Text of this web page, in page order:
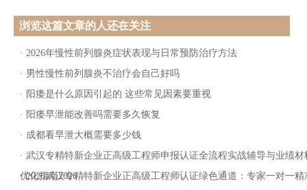
浏览这篇文章的人还在关注
· 2026年慢性前列腺炎症状表现与日常预防治疗方法
· 男性慢性前列腺炎不治疗会自己好吗
· 阳痿是什么原因引起的 这些常见因素要重视
· 阳痿早泄能改善吗需要多久恢复
· 成都看早泄大概需要多少钱
· 武汉专精特新企业正高级工程师申报认证全流程实战辅导与业绩材
优化指南2026
·2026武汉专精特新企业正高级工程师认证绿色通道：专家一对一精